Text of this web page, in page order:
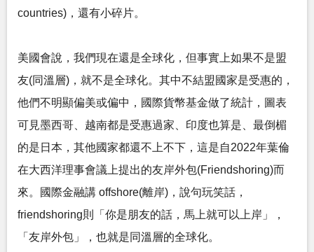
countries)，還有小碎片。
美國會說，我們現在還是全球化，但事實上如果不是盟
友(同溫層)，就不是全球化。其中不結盟國家是受惠的，
他們不明顯偏美或偏中，國際貨幣基金做了統計，圖表
可見墨西哥、越南都是受惠過家、印度也算是、最倒楣
的是日本，其他國家都還不上不下，這是自2022年葉倫
在大西洋理事會議上提出的友岸外包(Friendshoring)而
來。國際金融講 offshore(離岸)，說句玩笑話，
friendshoring則「你是朋友的話，馬上就可以上岸」，
「友岸外包」，也就是同溫層的全球化。